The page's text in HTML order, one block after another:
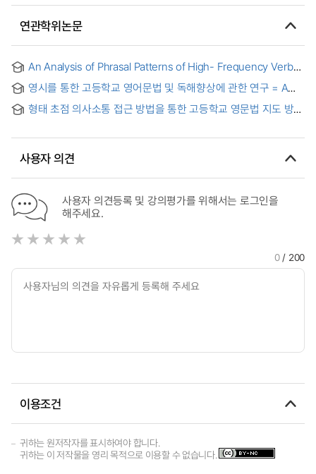
연관학위논문
An Analysis of Phrasal Patterns of High- Frequency Verbs
어휘 패턴에 관한 분석 연구
영시를 통한 고등학교 영어문법 및 독해향상에 관한 연구 = A
Comprehension through English Poems
형태 초점 의사소통 접근 방법을 통한 고등학교 영문법 지도 방안
사용자 의견
사용자 의견등록 및 강의평가를 위해서는 로그인을
해주세요.
0/ 200
이용조건
귀하는 원저작자를 표시하여야 합니다.
귀하는 이 저작물을 영리 목적으로 이용할 수 없습니다.